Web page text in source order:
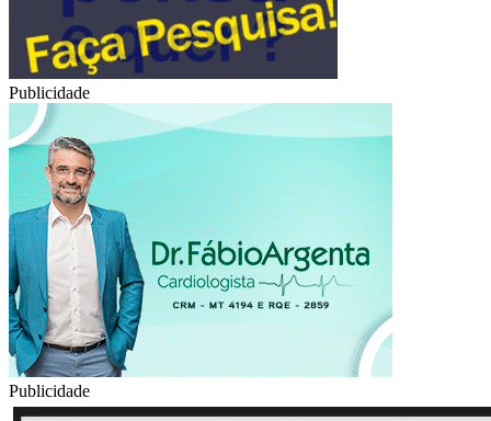
Publicidade
Publicidade